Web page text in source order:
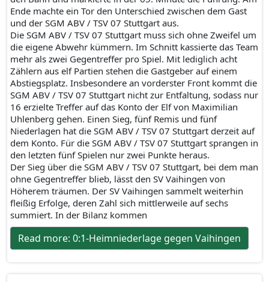
Ende machte ein Tor den Unterschied zwischen dem Gast
und der SGM ABV / TSV 07 Stuttgart aus.
Die SGM ABV / TSV 07 Stuttgart muss sich ohne Zweifel um
die eigene Abwehr kümmern. Im Schnitt kassierte das Team
mehr als zwei Gegentreffer pro Spiel. Mit lediglich acht
Zählern aus elf Partien stehen die Gastgeber auf einem
Abstiegsplatz. Insbesondere an vorderster Front kommt die
SGM ABV / TSV 07 Stuttgart nicht zur Entfaltung, sodass nur
16 erzielte Treffer auf das Konto der Elf von Maximilian
Uhlenberg gehen. Einen Sieg, fünf Remis und fünf
Niederlagen hat die SGM ABV / TSV 07 Stuttgart derzeit auf
dem Konto. Für die SGM ABV / TSV 07 Stuttgart sprangen in
den letzten fünf Spielen nur zwei Punkte heraus.
Der Sieg über die SGM ABV / TSV 07 Stuttgart, bei dem man
ohne Gegentreffer blieb, lässt den SV Vaihingen von
Höherem träumen. Der SV Vaihingen sammelt weiterhin
fleißig Erfolge, deren Zahl sich mittlerweile auf sechs
summiert. In der Bilanz kommen
Read more: 0:1-Heimniederlage gegen Vaihingen